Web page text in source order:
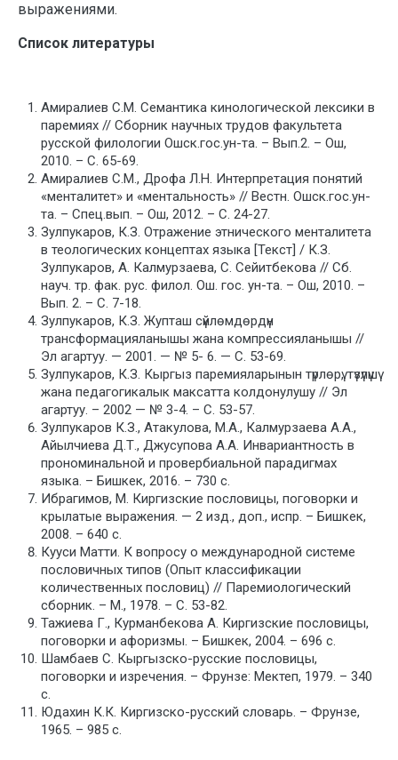
выражениями.
Список литературы
Амиралиев С.М. Семантика кинологической лексики в
паремиях // Сборник научных трудов факультета
русской филологии Ошск.гос.ун-та. – Вып.2. – Ош,
2010. – С. 65-69.
Амиралиев С.М., Дрофа Л.Н. Интерпретация понятий
«менталитет» и «ментальность» // Вестн. Ошск.гос.ун-
та. – Спец.вып. – Ош, 2012. – С. 24-27.
Зулпукаров, К.З. Отражение этнического менталитета
в теологических концептах языка [Текст] / К.З.
Зулпукаров, А. Калмурзаева, С. Сейитбекова // Сб.
науч. тр. фак. рус. филол. Ош. гос. ун-та. – Ош, 2010. –
Вып. 2. – С. 7-18.
Зулпукаров, К.З. Жупташ сүйлөмдөрдүн
трансформацияланышы жана компрессияланышы //
Эл агартуу. — 2001. — № 5- 6. — С. 53-69.
Зулпукаров, К.З. Кыргыз паремияларынын түрлөрү, түзүлүшү
жана педагогикалык максатта колдонулушу // Эл
агартуу. – 2002 — № 3-4. – С. 53-57.
Зулпукаров К.З., Атакулова, М.А., Калмурзаева А.А.,
Айылчиева Д.Т., Джусупова А.А. Инвариантность в
прономинальной и провербиальной парадигмах
языка. – Бишкек, 2016. – 730 с.
Ибрагимов, М. Киргизские пословицы, поговорки и
крылатые выражения. — 2 изд., доп., испр. – Бишкек,
2008. – 640 с.
Кууси Матти. К вопросу о международной системе
пословичных типов (Опыт классификации
количественных пословиц) // Паремиологический
сборник. – М., 1978. – С. 53-82.
Тажиева Г., Курманбекова А. Киргизские пословицы,
поговорки и афоризмы. – Бишкек, 2004. – 696 с.
Шамбаев С. Кыргызско-русские пословицы,
поговорки и изречения. – Фрунзе: Мектеп, 1979. – 340
с.
Юдахин К.К. Киргизско-русский словарь. – Фрунзе,
1965. – 985 с.